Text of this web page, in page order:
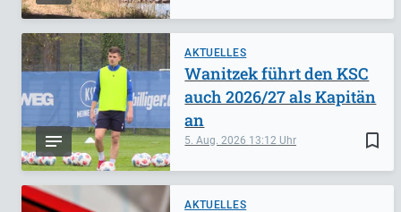
AKTUELLES
bookmark_border
5. Aug. 2026 13:12
Wanitzek führt den KSC
auch 2026/27 als Kapitän
an
AKTUELLES